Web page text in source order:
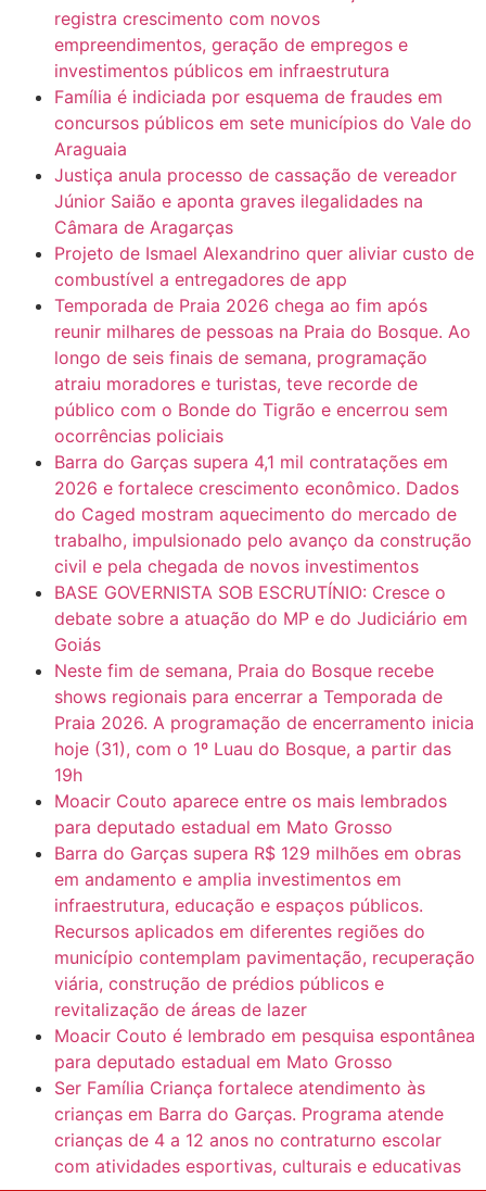
registra crescimento com novos
empreendimentos, geração de empregos e
investimentos públicos em infraestrutura
Família é indiciada por esquema de fraudes em
concursos públicos em sete municípios do Vale do
Araguaia
Justiça anula processo de cassação de vereador
Júnior Saião e aponta graves ilegalidades na
Câmara de Aragarças
Projeto de Ismael Alexandrino quer aliviar custo de
combustível a entregadores de app
Temporada de Praia 2026 chega ao fim após
reunir milhares de pessoas na Praia do Bosque. Ao
longo de seis finais de semana, programação
atraiu moradores e turistas, teve recorde de
público com o Bonde do Tigrão e encerrou sem
ocorrências policiais
Barra do Garças supera 4,1 mil contratações em
2026 e fortalece crescimento econômico. Dados
do Caged mostram aquecimento do mercado de
trabalho, impulsionado pelo avanço da construção
civil e pela chegada de novos investimentos
BASE GOVERNISTA SOB ESCRUTÍNIO: Cresce o
debate sobre a atuação do MP e do Judiciário em
Goiás
Neste fim de semana, Praia do Bosque recebe
shows regionais para encerrar a Temporada de
Praia 2026. A programação de encerramento inicia
hoje (31), com o 1º Luau do Bosque, a partir das
19h
Moacir Couto aparece entre os mais lembrados
para deputado estadual em Mato Grosso
Barra do Garças supera R$ 129 milhões em obras
em andamento e amplia investimentos em
infraestrutura, educação e espaços públicos.
Recursos aplicados em diferentes regiões do
município contemplam pavimentação, recuperação
viária, construção de prédios públicos e
revitalização de áreas de lazer
Moacir Couto é lembrado em pesquisa espontânea
para deputado estadual em Mato Grosso
Ser Família Criança fortalece atendimento às
crianças em Barra do Garças. Programa atende
crianças de 4 a 12 anos no contraturno escolar
com atividades esportivas, culturais e educativas